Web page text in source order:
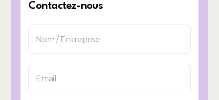
Contactez-nous